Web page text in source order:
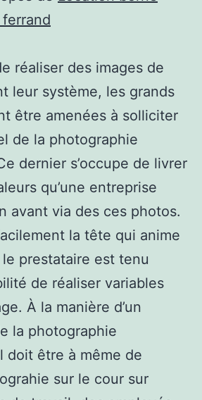
réaliser des images de
leur système, les grands
être amenées à solliciter
de la photographie
dernier s’occupe de livrer
qu’une entreprise
avant via des ces photos.
la tête qui anime
prestataire est tenu
de réaliser variables
À la manière d’un
la photographie
doit être à même de
sur le cour sur